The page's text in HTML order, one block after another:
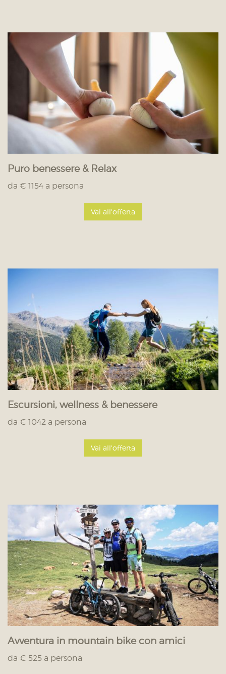
Puro benessere & Relax
da € 1154 a persona
Vai all'offerta
Escursioni, wellness & benessere
da € 1042 a persona
Vai all'offerta
Avventura in mountain bike con amici
da € 525 a persona